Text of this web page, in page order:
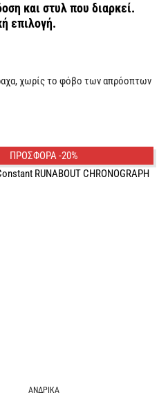
και στυλ που διαρκεί.
επιλογή.
χωρίς το φόβο των απρόοπτων
ΠΡΟΣΦΟΡΑ -20%
ΑΝΔΡΙΚΑ